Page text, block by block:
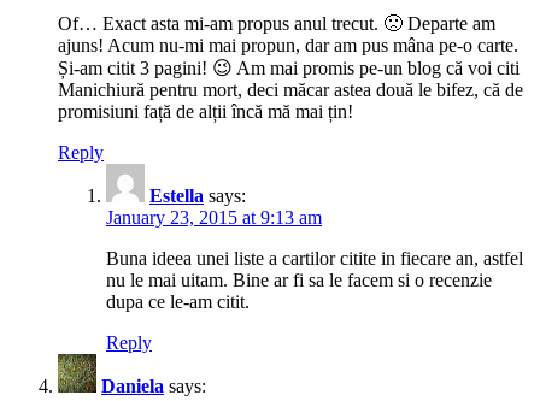
Of… Exact asta mi-am propus anul trecut. 🙁 Departe am
ajuns! Acum nu-mi mai propun, dar am pus mâna pe-o carte.
Și-am citit 3 pagini! 😉 Am mai promis pe-un blog că voi citi
Manichiură pentru mort, deci măcar astea două le bifez, că de
promisiuni față de alții încă mă mai țin!
Reply
Estella says:
January 23, 2015 at 9:13 am
Buna ideea unei liste a cartilor citite in fiecare an, astfel
nu le mai uitam. Bine ar fi sa le facem si o recenzie
dupa ce le-am citit.
Reply
Daniela says: